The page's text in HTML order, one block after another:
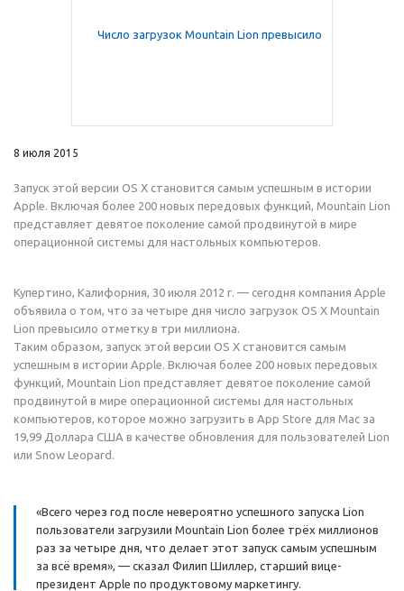
8 июля 2015
Запуск этой версии OS X становится самым успешным в истории
Apple. Включая более 200 новых передовых функций, Mountain Lion
представляет девятое поколение самой продвинутой в мире
операционной системы для настольных компьютеров.
Купертино, Калифорния, 30 июля 2012 г. — сегодня компания Apple
объявила о том, что за четыре дня число загрузок OS X Mountain
Lion превысило отметку в три миллиона.
Таким образом, запуск этой версии OS X становится самым
успешным в истории Apple. Включая более 200 новых передовых
функций, Mountain Lion представляет девятое поколение самой
продвинутой в мире операционной системы для настольных
компьютеров, которое можно загрузить в App Store для Мас за
19,99 Доллара США в качестве обновления для пользователей Lion
или Snow Leopard.
«Всего через год после невероятно успешного запуска Lion
пользователи загрузили Mountain Lion более трёх миллионов
раз за четыре дня, что делает этот запуск самым успешным
за всё время», — сказал Филип Шиллер, старший вице-
президент Apple по продуктовому маркетингу.